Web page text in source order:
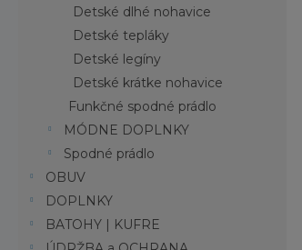
Detské dlhé nohavice
Detské tepláky
Detské legíny
Detské krátke nohavice
Funkčné spodné prádlo
MÓDNE DOPLNKY
Spodné prádlo
OBUV
DOPLNKY
BATOHY | KUFRE